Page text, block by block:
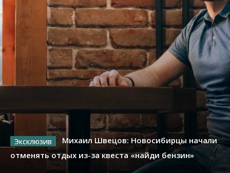
Михаил Швецов: Новосибирцы начали
отменять отдых из-за квеста «найди бензин»